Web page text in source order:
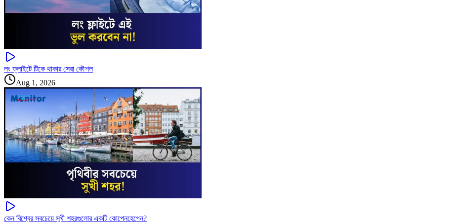
লং ফ্লাইটে টিকে থাকার সেরা কৌশল
Aug 1, 2026
কেন বিশ্বের সবচেয়ে সুখী শহরগুলোর একটি কোপেনহেগেন?